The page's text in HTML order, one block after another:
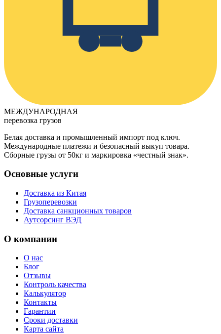
МЕЖДУНАРОДНАЯ
перевозка грузов
Белая доставка и промышленный импорт под ключ.
Международные платежи и безопасный выкуп товара.
Сборные грузы от 50кг и маркировка «честный знак».
Основные услуги
Доставка из Китая
Грузоперевозки
Доставка санкционных товаров
Аутсорсинг ВЭД
О компании
О нас
Блог
Отзывы
Контроль качества
Калькулятор
Контакты
Гарантии
Сроки доставки
Карта сайта